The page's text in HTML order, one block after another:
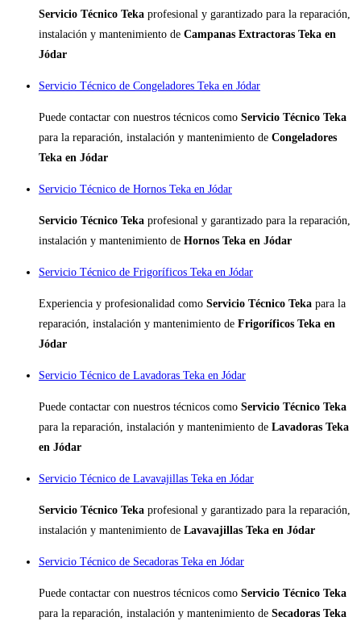
Servicio Técnico Teka profesional y garantizado para la reparación,
instalación y mantenimiento de Campanas Extractoras Teka en
Jódar
Servicio Técnico de Congeladores Teka en Jódar
Puede contactar con nuestros técnicos como Servicio Técnico Teka
para la reparación, instalación y mantenimiento de Congeladores
Teka en Jódar
Servicio Técnico de Hornos Teka en Jódar
Servicio Técnico Teka profesional y garantizado para la reparación,
instalación y mantenimiento de Hornos Teka en Jódar
Servicio Técnico de Frigoríficos Teka en Jódar
Experiencia y profesionalidad como Servicio Técnico Teka para la
reparación, instalación y mantenimiento de Frigoríficos Teka en
Jódar
Servicio Técnico de Lavadoras Teka en Jódar
Puede contactar con nuestros técnicos como Servicio Técnico Teka
para la reparación, instalación y mantenimiento de Lavadoras Teka
en Jódar
Servicio Técnico de Lavavajillas Teka en Jódar
Servicio Técnico Teka profesional y garantizado para la reparación,
instalación y mantenimiento de Lavavajillas Teka en Jódar
Servicio Técnico de Secadoras Teka en Jódar
Puede contactar con nuestros técnicos como Servicio Técnico Teka
para la reparación, instalación y mantenimiento de Secadoras Teka